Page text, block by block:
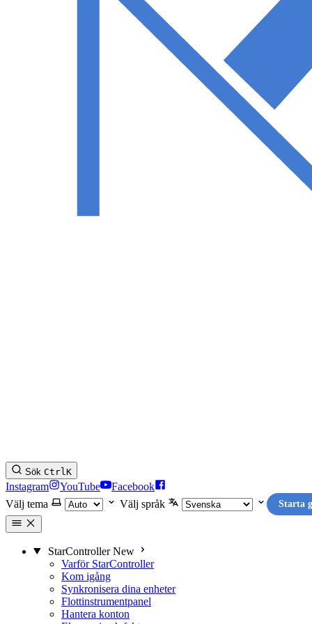
Sök CtrlK
Instagram YouTube
Facebook
Välj tema
Välj språk Starta
StarController New
Varför StarController
Kom igång
Synkronisera dina enheter
Flottinstrumentpanel
Hantera konton